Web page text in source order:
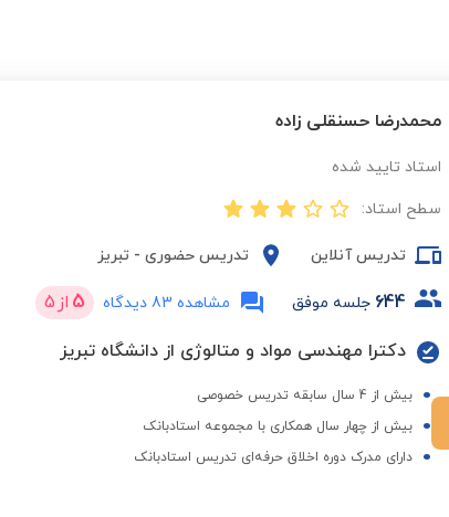
محمدرضا حسنقلی زاده
استاد تایید شده
سطح استاد:
تدریس آنلاین تدریس حضوری - تبریز
644 جلسه موفق مشاهده 83 دیدگاه 5 از 5
دکترا مهندسی مواد و متالوژی از دانشگاه تبریز
بیش از 4 سال سابقه تدریس خصوصی
بیش از چهار سال همکاری با مجموعه استادبانک
دارای مدرک دوره اخلاق حرفه‌ای تدریس استادبانک